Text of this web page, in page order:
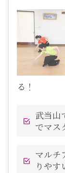
る！
武当山
でマス
マルチ
りやす